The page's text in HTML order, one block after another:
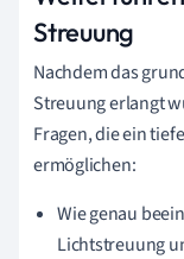
Streuung
Nachdem das
Streuung erlangt
Fragen, die ein
ermöglichen:
Wie genau
Lichtstreuung